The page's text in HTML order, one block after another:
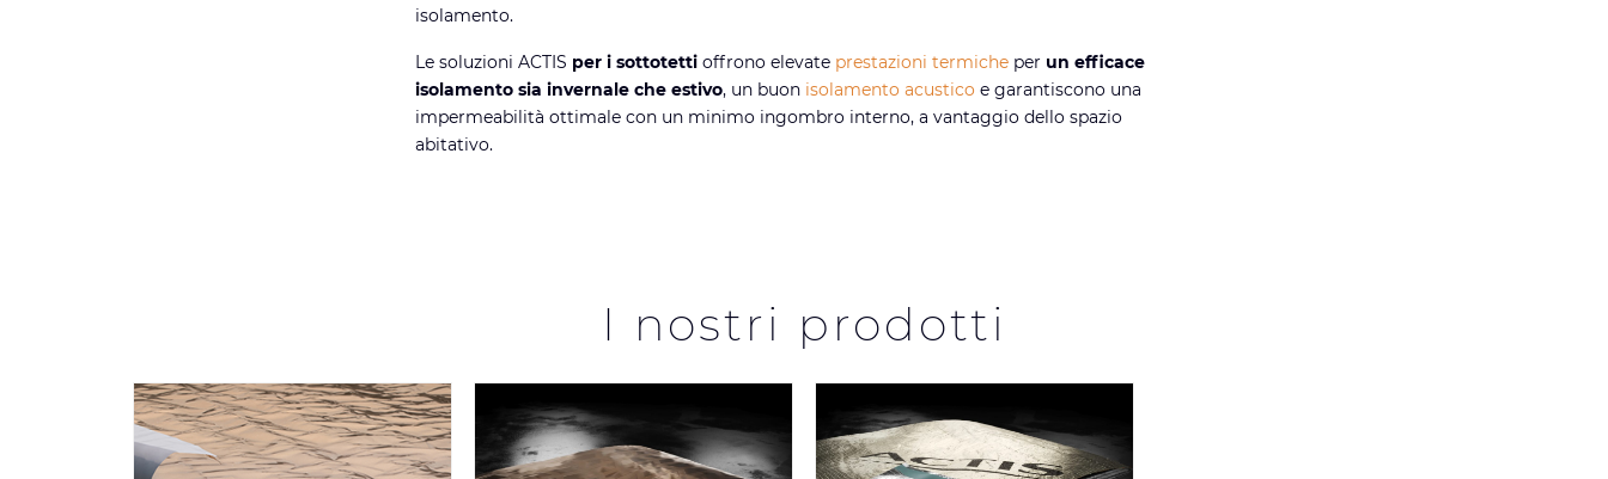
isolamento.
Le soluzioni ACTIS per i sottotetti offrono elevate prestazioni termiche per un efficace
isolamento sia invernale che estivo, un buon isolamento acustico e garantiscono una
impermeabilità ottimale con un minimo ingombro interno, a vantaggio dello spazio
abitativo.
I nostri prodotti